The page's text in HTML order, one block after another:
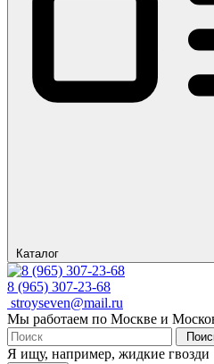
Каталог
8 (965) 307-23-68
stroyseven@mail.ru
Мы работаем по Москве и
Я ищу, например, жидкие гвозди